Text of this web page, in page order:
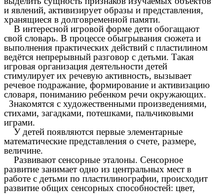
и явлений, активизирует образы и представления,
хранящиеся в долговременной памяти.
В интересной игровой форме дети обогащают
свой словарь. В процессе обыгрывания сюжета и
выполнения практических действий с пластилином
ведётся непрерывный разговор с детьми. Такая
игровая организация деятельности детей
стимулирует их речевую активность, вызывает
речевое подражание, формирование и активизацию
словаря, пониманию ребенком речи окружающих.
Знакомятся с художественными произведениями,
стихами, загадками, потешками, пальчиковыми
играми.
У детей появляются первые элементарные
математические представления о счете, размере,
величине.
Развивают сенсорные эталоны. Сенсорное
развитие занимает одно из центральных мест в
работе с детьми по пластилинографии, происходит
развитие общих сенсорных способностей: цвет,